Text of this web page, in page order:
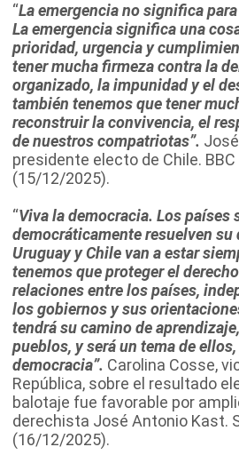
“La emergencia no significa
La emergencia significa una
prioridad, urgencia y
tener mucha firmeza contra la
organizado, la impunidad y el
también tenemos que tener
reconstruir la convivencia, el
de nuestros compatriotas”.
presidente electo de Chile.
(15/12/2025).
“Viva la democracia. Los países
democráticamente resuelven su
Uruguay y Chile van a estar
tenemos que proteger el
relaciones entre los países,
los gobiernos y sus
tendrá su camino de
pueblos, y será un tema de
democracia”. Carolina Cosse,
República, sobre el resultado
balotaje fue favorable por
derechista José Antonio Kast.
(16/12/2025).